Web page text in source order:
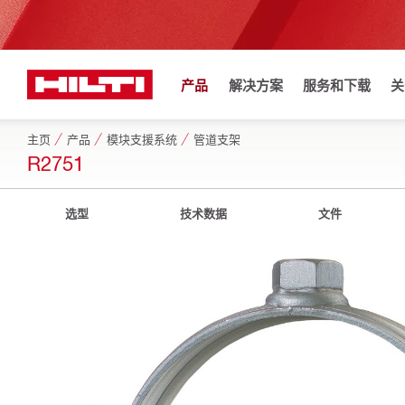
产品 解决方案 服务和下载
主页 产品 模块支援系统 管道支架
R2751
选型 技术数据 文件